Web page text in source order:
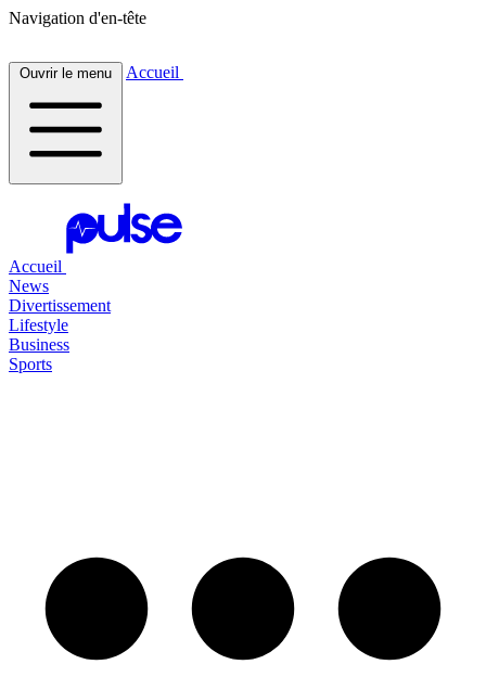
Navigation d'en-tête
Ouvrir le menu Accueil
Accueil
News
Divertissement
Lifestyle
Business
Sports